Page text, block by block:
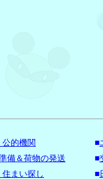
公的機関 ■
備＆荷物の発送 ■
住まい探し ■